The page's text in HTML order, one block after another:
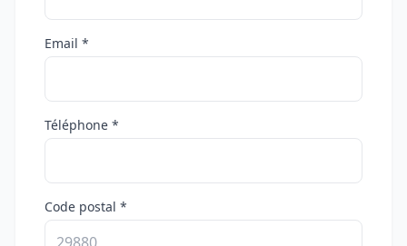
Email *
Téléphone *
Code postal *